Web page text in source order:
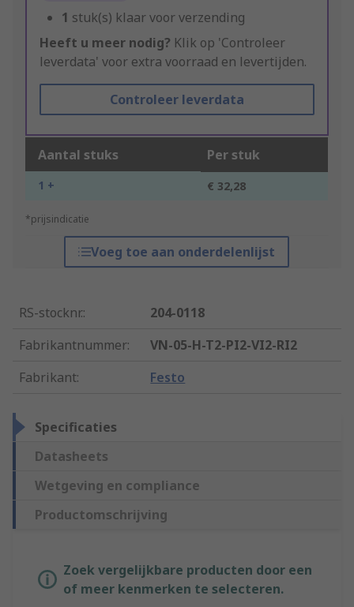
1 stuk(s) klaar voor verzending
Heeft u meer nodig? Klik op 'Controleer
leverdata' voor extra voorraad en levertijden.
Controleer leverdata
Aantal stuks Per stuk
1 + € 32,28
*prijsindicatie
Voeg toe aan onderdelenlijst
RS-stocknr.:
204-0118
Fabrikantnummer:
VN-05-H-T2-PI2-VI2-RI2
Fabrikant: Festo
Specificaties
Datasheets
Wetgeving en compliance
Productomschrijving
Zoek vergelijkbare producten door een
of meer kenmerken te selecteren.